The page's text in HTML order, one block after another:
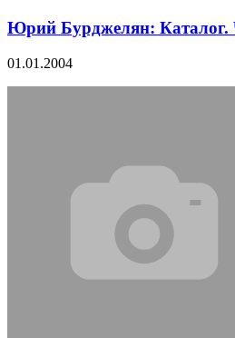
Юрий Бурджелян: Каталог.
01.01.2004